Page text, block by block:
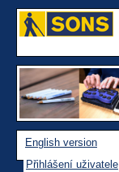
English version
Přihlášení uživatele